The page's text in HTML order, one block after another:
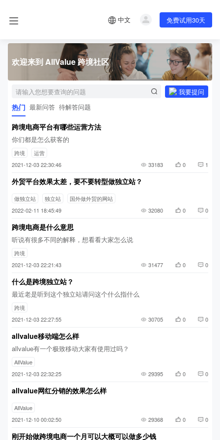
中文 免费试用30天
欢迎来到 AllValue 跨境社区
我要提问
热门 最新问答 待解答问题
跨境电商平台有哪些运营方法
你们都是怎么获客的
跨境
运营
2021-12-03 22:30:46
33183 0 1
外贸平台效果太差，要不要转型做独立站？
做独立站 独立站
国外做外贸的网站
2022-02-11 18:45:49
32080 0 0
跨境电商是什么意思
听说有很多不同的解释，想看看大家怎么说
跨境
2021-12-03 22:21:43
31477 0 0
什么是跨境独立站？
最近老是听到这个独立站请问这个什么指什么
跨境
2021-12-03 22:27:55
30705 0 0
allvalue移动端怎么样
allvalue有一个极致移动大家有使用过吗？
AllValue
2021-12-03 22:32:25
29395 0 0
allvalue网红分销的效果怎么样
AllValue
2021-12-10 00:02:50
29368 0 0
刚开始做跨境电商一个月可以大概可以做多少钱